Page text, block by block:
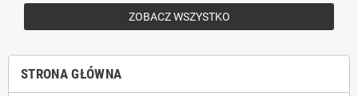
ZOBACZ WSZYSTKO
STRONA GŁÓWNA